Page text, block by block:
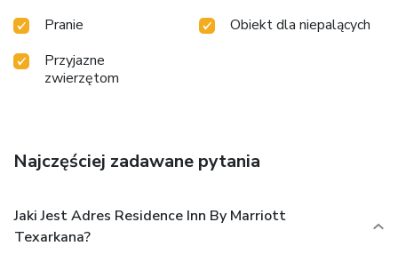
Pranie
Obiekt dla niepalących
Przyjazne
zwierzętom
Najczęściej zadawane pytania
Jaki Jest Adres Residence Inn By Marriott
Texarkana?